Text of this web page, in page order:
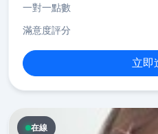
一對一點數
滿意度評分
立即
在線